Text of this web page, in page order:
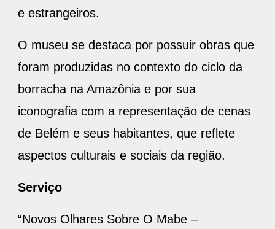
e estrangeiros.
O museu se destaca por possuir obras que
foram produzidas no contexto do ciclo da
borracha na Amazônia e por sua
iconografia com a representação de cenas
de Belém e seus habitantes, que reflete
aspectos culturais e sociais da região.
Serviço
“Novos Olhares Sobre O Mabe –